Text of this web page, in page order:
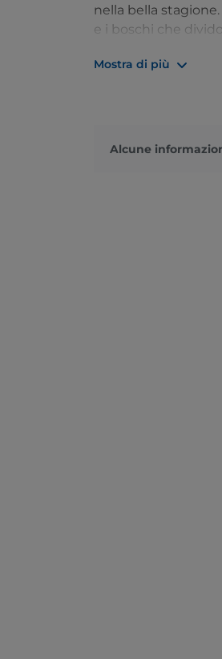
nella bella stagione.
e i boschi che
Piccole Dolomiti
Mostra di più
Alcune